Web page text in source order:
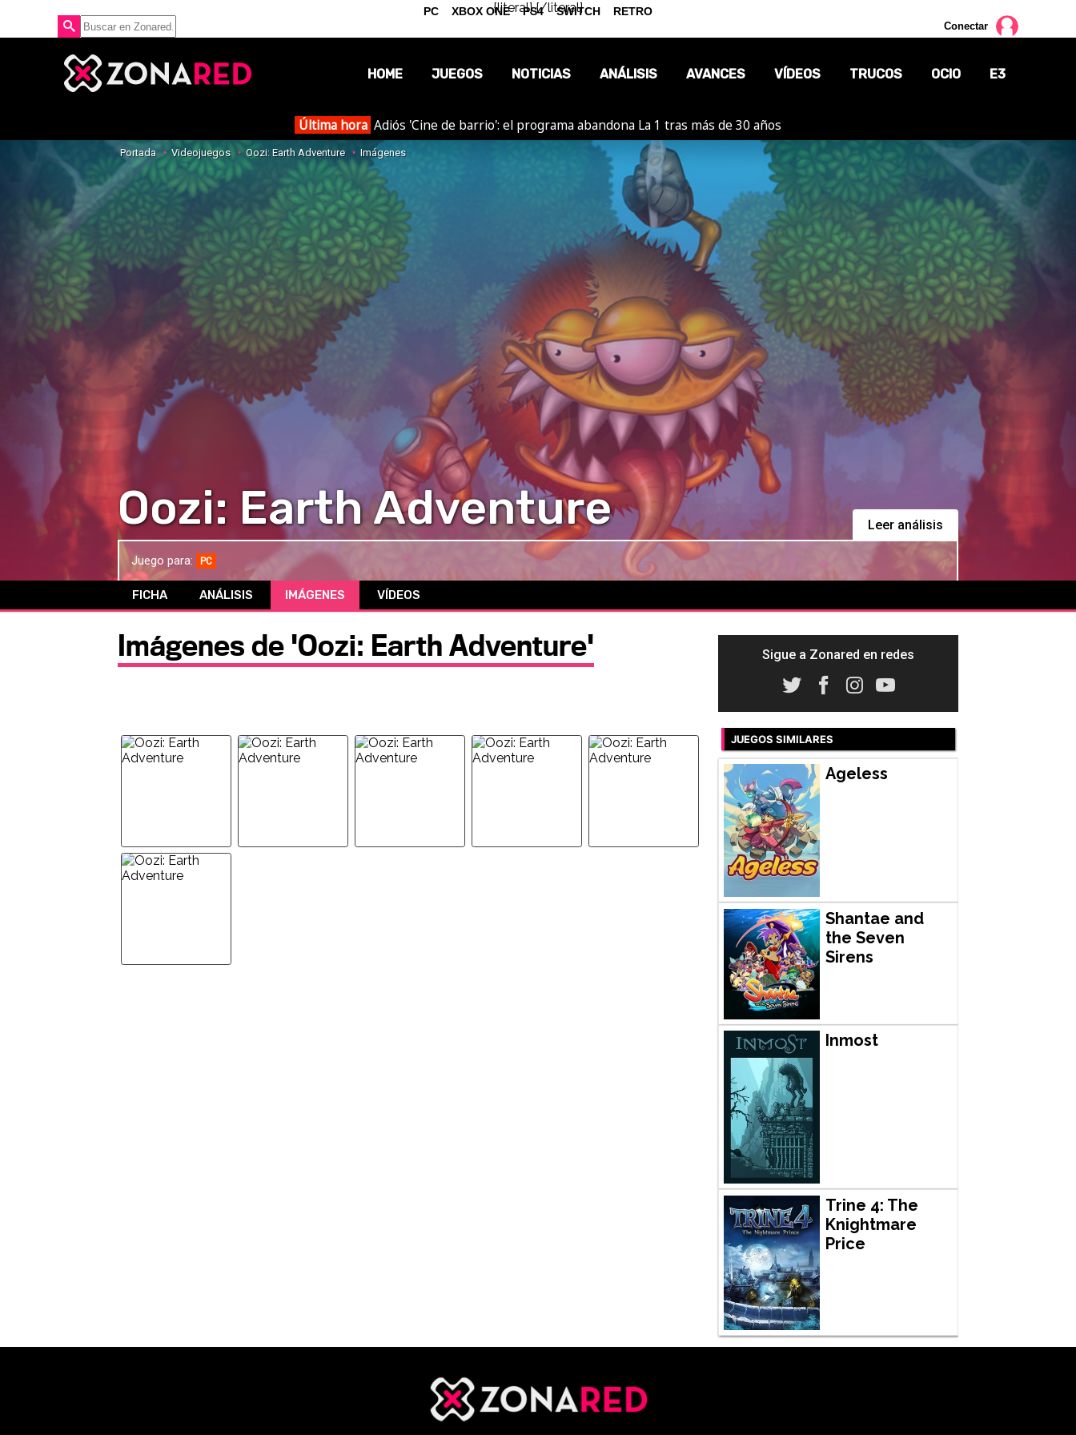
{literal}{/literal}
Conectar
HOME JUEGOS NOTICIAS
OPINIÓN
ANÁLISIS AVANCES VÍDEOS TRUCOS OCIO
TV
CÓMICS
MANGA
E3
Última hora Adiós 'Cine de barrio': el programa abandona La 1 tras más de 30 años
Portada Videojuegos Oozi: Earth Adventure Imágenes
Oozi: Earth Adventure Leer análisis
Juego para: PC
FICHA ANÁLISIS IMÁGENES VÍDEOS
Imágenes de 'Oozi: Earth Adventure' Sigue a Zonared en redes
JUEGOS SIMILARES
Ageless
Shantae and
the Seven
Sirens
Inmost
Trine 4: The
Knightmare
Price
PC XBOX ONE PS4 SWITCH RETRO